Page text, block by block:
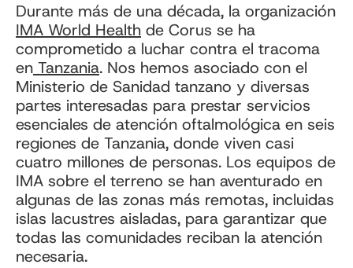
Durante más de una década, la organización
IMA World Health de Corus se ha
comprometido a luchar contra el tracoma
en Tanzania. Nos hemos asociado con el
Ministerio de Sanidad tanzano y diversas
partes interesadas para prestar servicios
esenciales de atención oftalmológica en seis
regiones de Tanzania, donde viven casi
cuatro millones de personas. Los equipos de
IMA sobre el terreno se han aventurado en
algunas de las zonas más remotas, incluidas
islas lacustres aisladas, para garantizar que
todas las comunidades reciban la atención
necesaria.